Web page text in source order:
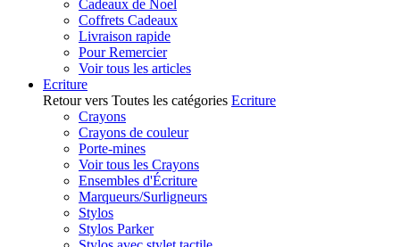
Cadeaux de Noel
Coffrets Cadeaux
Livraison rapide
Pour Remercier
Voir tous les articles
Ecriture
Retour vers Toutes les catégories Ecriture
Crayons
Crayons de couleur
Porte-mines
Voir tous les Crayons
Ensembles d'Écriture
Marqueurs/Surligneurs
Stylos
Stylos Parker